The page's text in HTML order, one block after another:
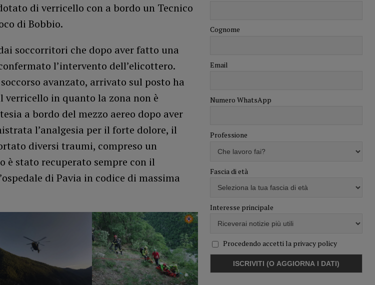
di verricello con a bordo un Tecnico
di Bobbio.
soccorritori che dopo aver fatto una
l’intervento dell’elicottero.
avanzato, arrivato sul posto ha
verricello in quanto la zona non è
a bordo del mezzo aereo dopo aver
l’analgesia per il forte dolore, il
diversi traumi, compreso un
stato recuperato sempre con il
di Pavia in codice di massima
Cognome
Email
Numero WhatsApp
Professione
Fascia di età
Interesse principale
Procedendo accetti la privacy policy